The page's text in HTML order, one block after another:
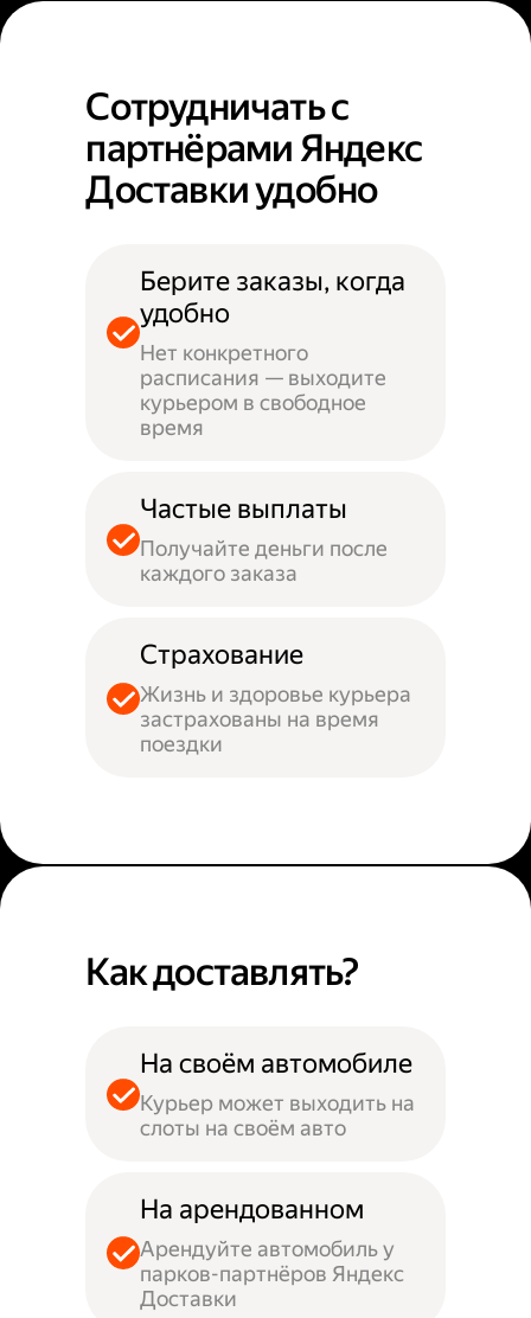
Сотрудничать с
партнёрами Яндекс
Доставки удобно
Берите заказы, когда
удобно
Нет конкретного
расписания — выходите
курьером в свободное
время
Частые выплаты
Получайте деньги после
каждого заказа
Страхование
Жизнь и здоровье курьера
застрахованы на время
поездки
Как доставлять?
На своём автомобиле
Курьер может выходить на
слоты на своём авто
На арендованном
Арендуйте автомобиль у
парков-партнёров Яндекс
Доставки